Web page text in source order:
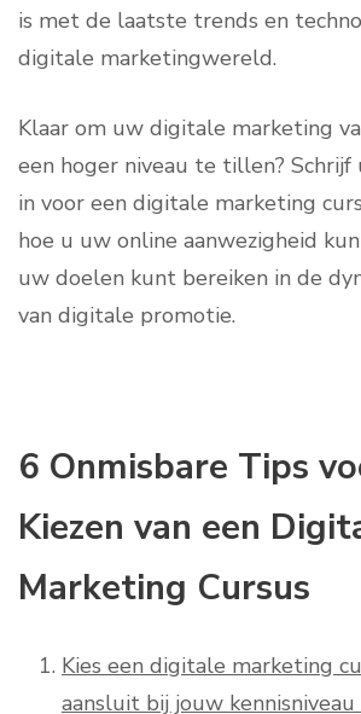
is met de laatste trends en
digitale marketingwereld.
Klaar om uw digitale marketing
een hoger niveau te tillen? Schrijf
in voor een digitale marketing
hoe u uw online aanwezigheid
uw doelen kunt bereiken in de
van digitale promotie.
6 Onmisbare Tips
Kiezen van een
Marketing Cursus
Kies een digitale marketing
aansluit bij jouw kennisniveau